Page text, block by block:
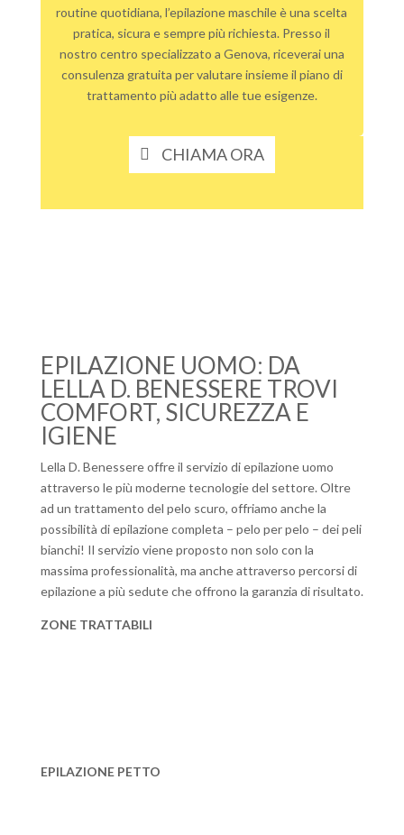
routine quotidiana, l’epilazione maschile è una scelta
pratica, sicura e sempre più richiesta. Presso il
nostro centro specializzato a Genova, riceverai una
consulenza gratuita per valutare insieme il piano di
trattamento più adatto alle tue esigenze.
CHIAMA ORA
EPILAZIONE UOMO: DA
LELLA D. BENESSERE TROVI
COMFORT, SICUREZZA E
IGIENE
Lella D. Benessere offre il servizio di epilazione uomo
attraverso le più moderne tecnologie del settore. Oltre
ad un trattamento del pelo scuro, offriamo anche la
possibilità di epilazione completa – pelo per pelo – dei peli
bianchi! Il servizio viene proposto non solo con la
massima professionalità, ma anche attraverso percorsi di
epilazione a più sedute che offrono la garanzia di risultato.
ZONE TRATTABILI
EPILAZIONE PETTO